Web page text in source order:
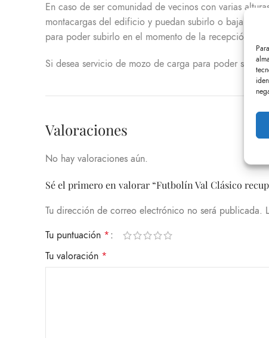
En caso de ser comunidad de vecinos con varias
montacargas del edificio y puedan subirlo o bajarlo
para poder subirlo en el momento de la recepción, ya
Si desea servicio de mozo de carga para poder subir,
Valoraciones
No hay valoraciones aún.
Sé el primero en valorar “Futbolín Val Clásico
Tu dirección de correo electrónico no será publicada.
Tu puntuación *
Tu valoración *